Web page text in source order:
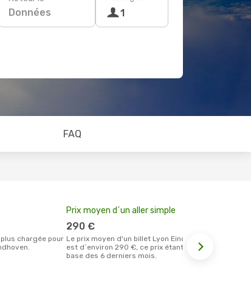
Données 1
FAQ
Prix moyen d´un aller simple
290 €
Le prix moyen d'un billet Lyon Eindhoven
est d´environ 290 €, ce prix étant sur la
base des 6 derniers mois.